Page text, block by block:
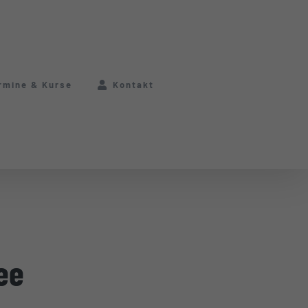
& Kurse Kontakt